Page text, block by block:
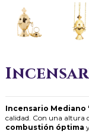
Incensario Mediano
calidad. Con una altura
combustión óptima